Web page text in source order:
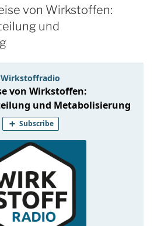
von Wirkstoffen:
und